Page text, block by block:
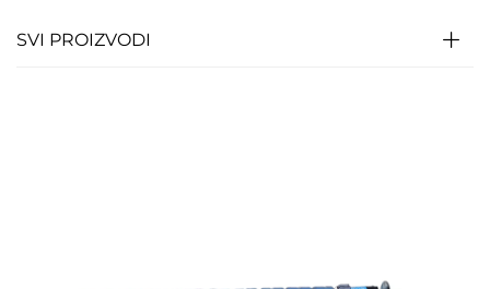
SVI PROIZVODI